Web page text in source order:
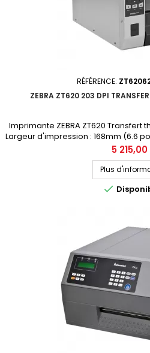
RÉFÉRENCE:
ZEBRA ZT620 203 DPI
Imprimante ZEBRA ZT620 Transfert
Largeur d'impression : 168mm (6.6
232, Bluetooth, Ethernet Prix
Demandez votre
Prix
5
Plus
